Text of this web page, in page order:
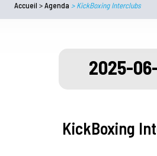
Accueil >Agenda >KickBoxing Interclubs
2025-
KickBoxing